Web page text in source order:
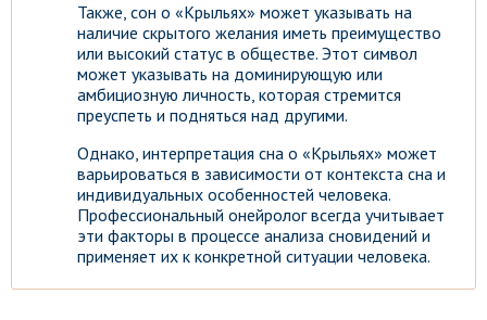
Также, сон о «Крыльях» может указывать на
наличие скрытого желания иметь преимущество
или высокий статус в обществе. Этот символ
может указывать на доминирующую или
амбициозную личность, которая стремится
преуспеть и подняться над другими.
Однако, интерпретация сна о «Крыльях» может
варьироваться в зависимости от контекста сна и
индивидуальных особенностей человека.
Профессиональный онейролог всегда учитывает
эти факторы в процессе анализа сновидений и
применяет их к конкретной ситуации человека.